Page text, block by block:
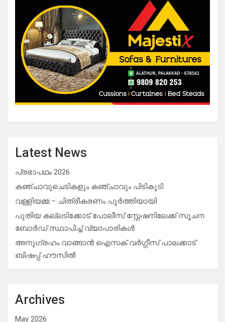
Latest News
പ്രഭാപഥം 2026
കഞ്ചാവുചെടികളും കഞ്ചാവും പിടികൂടി
വള്ളിയമ്മ – ചിത്രീകരണം പൂർത്തിയായി
പുതിയ കല്ലടിക്കോട് പോലീസ് സ്റ്റേഷനിലേക്ക് സൂചന
ബോർഡ് സ്ഥാപിച്ച് വ്യാപാരികൾ
അനുഗ്രഹം വാങ്ങാൻ ഐസക് വര്‍ഗ്ഗീസ് പാലക്കാട്
ബിഷപ്പ് ഹൗസില്‍
Archives
May 2026